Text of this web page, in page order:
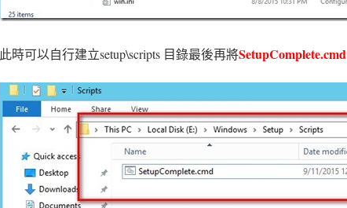
此時可以自行建立setup\scripts 目錄最後再將SetupComplete.cmd